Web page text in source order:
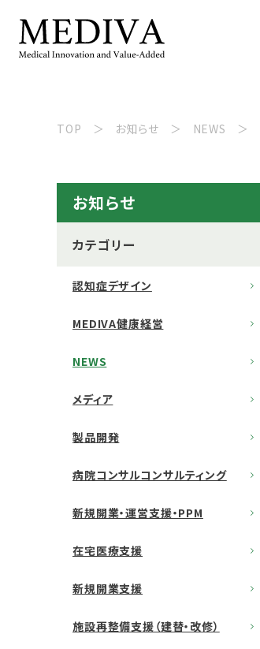
TOP お知らせ NEWS
お知らせ
カテゴリー
認知症デザイン
MEDIVA健康経営
NEWS
メディア
製品開発
病院コンサルコンサルティング
新規開業・運営支援・PPM
在宅医療支援
新規開業支援
施設再整備支援（建替・改修）